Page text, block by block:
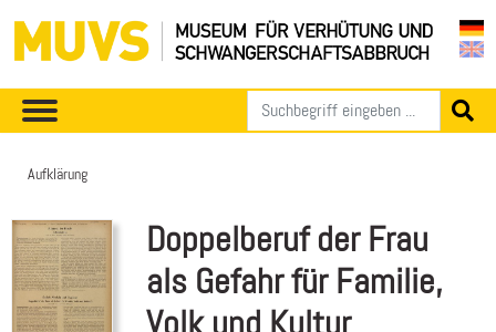
Aufklärung
Doppelberuf der Frau
als Gefahr für Familie,